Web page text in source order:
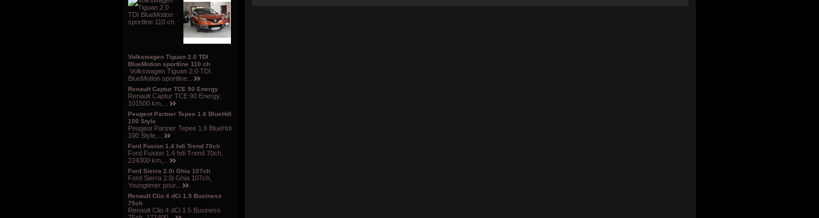
Volkswagen Tiguan 2.0 TDI
BlueMotion sportline 110 ch
Volkswagen Tiguan 2.0 TDI
BlueMotion sportline...
Renault Captur TCE 90 Energy
Renault Captur TCE 90 Energy,
101500 km,...
Peugeot Partner Tepee 1.6 BlueHdi
100 Style
Peugeot Partner Tepee 1.6 BlueHdi
100 Style,...
Ford Fusion 1.4 hdi Trend 70ch
Ford Fusion 1.4 hdi Trend 70ch,
224300 km,...
Ford Sierra 2.0i Ghia 107ch
Ford Sierra 2.0i Ghia 107ch,
Youngtimer pour...
Renault Clio 4 dCi 1.5 Business
75ch
Renault Clio 4 dCi 1.5 Business